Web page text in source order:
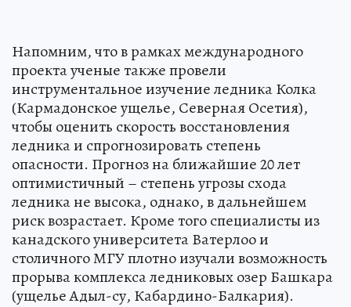
Напомним, что в рамках международного
проекта ученые также провели
инструментальное изучение ледника Колка
(Кармадонское ущелье, Северная Осетия),
чтобы оценить скорость восстановления
ледника и спрогнозировать степень
опасности. Прогноз на ближайшие 20 лет
оптимистичный – степень угрозы схода
ледника не высока, однако, в дальнейшем
риск возрастает. Кроме того специалисты из
канадского университета Ватерлоо и
столичного МГУ плотно изучали возможность
прорыва комплекса ледниковых озер Башкара
(ущелье Адыл-су, Кабардино-Балкария).